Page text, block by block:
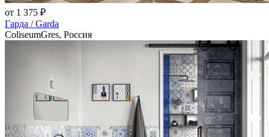
от 1 375 ₽
Гарда / Garda
ColiseumGres, Россия